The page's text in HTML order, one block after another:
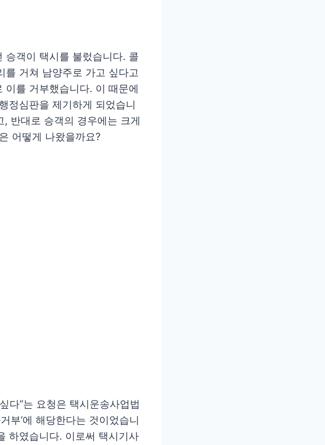
객이 택시를 불렀습니다. 콜
를 거쳐 남양주로 가고 싶다고
이를 거부했습니다. 이 때문에
정심판을 제기하게 되었습니
반대로 승객의 경우에는 크게
어떻게 나왔을까요?
다”는 요청은 택시운송사업법
부’에 해당한다는 것이었습니
하였습니다. 이로써 택시기사